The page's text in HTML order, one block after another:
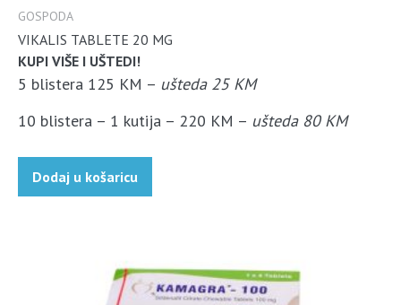
GOSPODA
VIKALIS TABLETE 20 MG
KUPI VIŠE I UŠTEDI!
5 blistera 125 KM – ušteda 25 KM
10 blistera – 1 kutija – 220 KM – ušteda 80 KM
Dodaj u košaricu